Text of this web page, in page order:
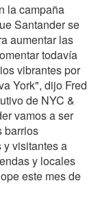
la campaña
Santander se
aumentar las
todavía
vibrantes por
York", dijo Fred
de NYC &
vamos a ser
barrios
visitantes a
y locales
este mes de